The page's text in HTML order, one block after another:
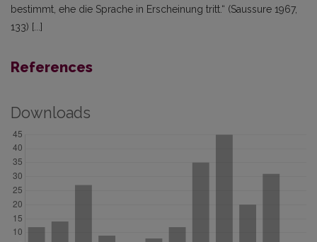
bestimmt, ehe die Sprache in Erscheinung tritt.“ (Saussure 1967,
133) [...]
References
Downloads